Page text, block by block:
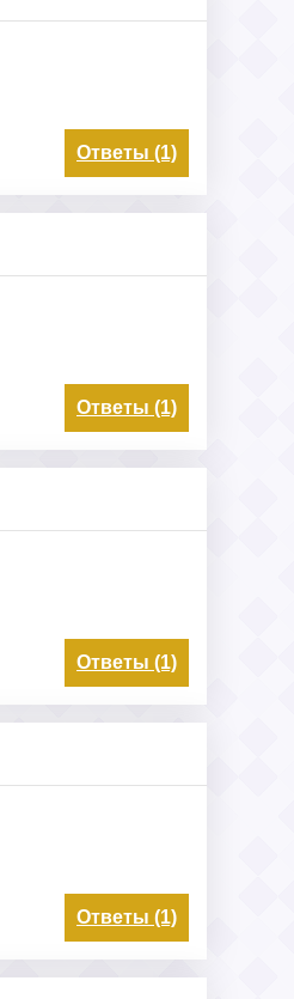
Ответы (1)
Ответы (1)
Ответы (1)
Ответы (1)